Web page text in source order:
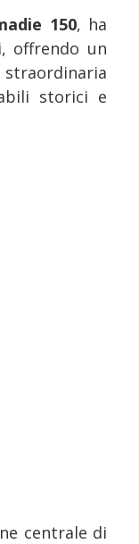
150, ha
offrendo un
storici e
centrale di